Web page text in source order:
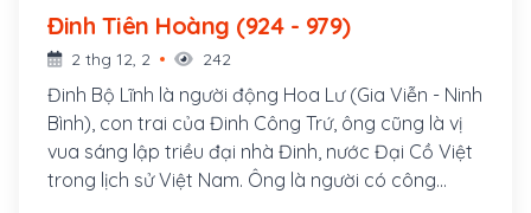
Đinh Tiên Hoàng (924 - 979)
2 thg 12, 2 242
Đinh Bộ Lĩnh là người động Hoa Lư (Gia Viễn - Ninh
Bình), con trai của Đinh Công Trứ, ông cũng là vị
vua sáng lập triều đại nhà Đinh, nước Đại Cồ Việt
trong lịch sử Việt Nam. Ông là người có công